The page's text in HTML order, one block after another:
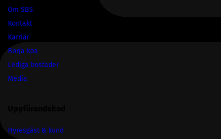
Om SBS
Kontakt
Karriär
Börja köa
Lediga bostäder
Media
Hyresgäst & kund